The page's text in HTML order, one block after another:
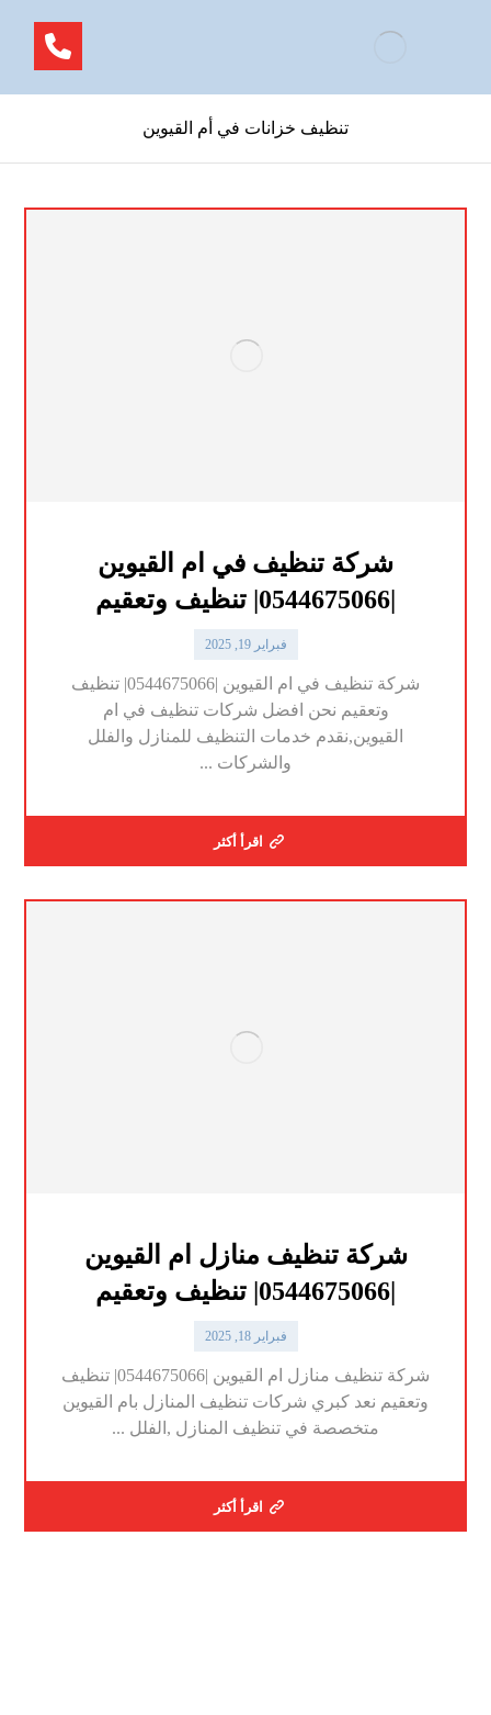
تنظيف خزانات في أم القيوين
شركة تنظيف في ام القيوين
فبراير 19, 2025
شركة تنظيف في ام القيوين |0544675066| تنظيف
وتعقيم نحن افضل شركات تنظيف في ام
القيوين,نقدم خدمات التنظيف للمنازل والفلل
والشركات ...
اقرأ أكثر
شركة تنظيف منازل ام القيوين
فبراير 18, 2025
شركة تنظيف منازل ام القيوين |0544675066| تنظيف
وتعقيم نعد كبري شركات تنظيف المنازل بام القيوين
متخصصة في تنظيف المنازل ,الفلل ...
اقرأ أكثر